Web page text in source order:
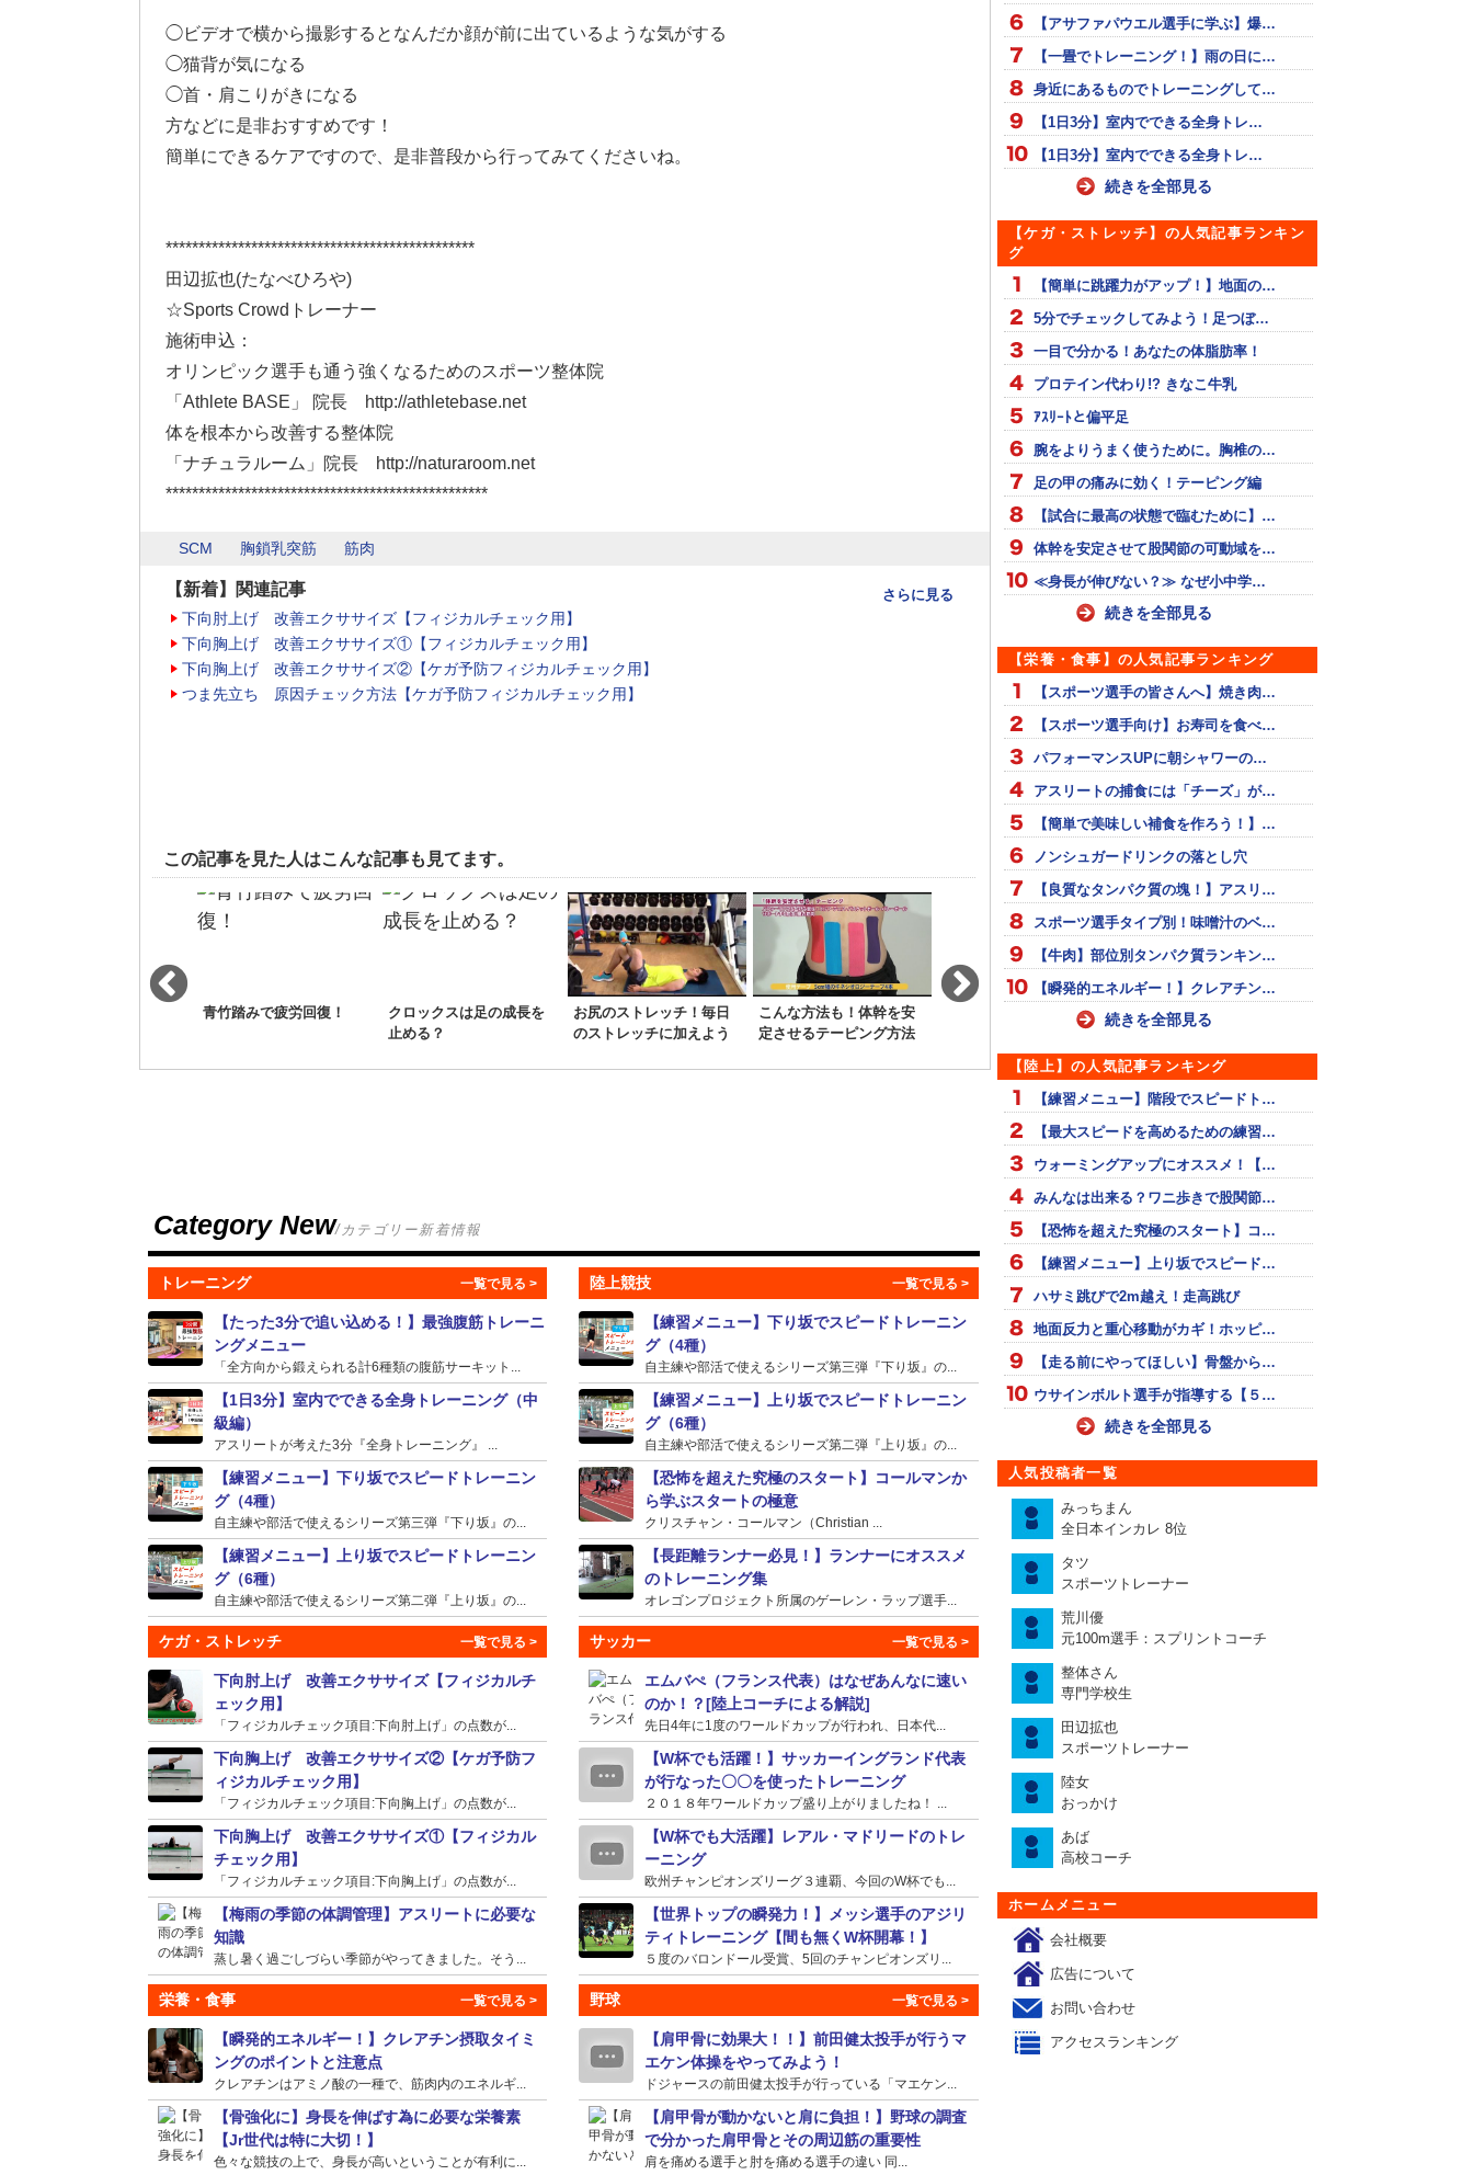
◯ビデオで横から撮影するとなんだか顔が前に出ているような気がする
◯猫背が気になる
◯首・肩こりがきになる
方などに是非おすすめです！
簡単にできるケアですので、是非普段から行ってみてくださいね。
***********************************************
田辺拡也(たなべひろや)
☆Sports Crowdトレーナー
施術申込：
オリンピック選手も通う強くなるためのスポーツ整体院
「Athlete BASE」 院長 http://athletebase.net
体を根本から改善する整体院
「ナチュラルーム」院長 http://naturaroom.net
*************************************************
SCM 胸鎖乳突筋 筋肉
【新着】関連記事 さらに見る
下向肘上げ 改善エクササイズ【フィジカルチェック用】
下向胸上げ 改善エクササイズ①【フィジカルチェック用】
下向胸上げ 改善エクササイズ②【ケガ予防フィジカルチェック用】
つま先立ち 原因チェック方法【ケガ予防フィジカルチェック用】
この記事を見た人はこんな記事も見てます。
青竹踏みで疲労回復！
クロックスは足の成長を
止める？
お尻のストレッチ！毎日
のストレッチに加えよう
こんな方法も！体幹を安
定させるテーピング方法
簡単に柔軟性をＵＰ！前
【これからの季節に注
意！】その症状…オーバ
ートレーニングかも！？
【チェック項目あり】
Category New/カテゴリー新着情報
トレーニング
【たった3分で追い込める！】最強腹筋トレーニ
ングメニュー
「全方向から鍛えられる計6種類の腹筋サーキット...
【1日3分】室内でできる全身トレーニング（中
級編）
アスリートが考えた3分『全身トレーニング』 ...
【練習メニュー】下り坂でスピードトレーニン
グ（4種）
自主練や部活で使えるシリーズ第三弾『下り坂』の...
【練習メニュー】上り坂でスピードトレーニン
グ（6種）
自主練や部活で使えるシリーズ第二弾『上り坂』の...
陸上競技
【練習メニュー】下り坂でスピードトレーニン
グ（4種）
自主練や部活で使えるシリーズ第三弾『下り坂』の...
【練習メニュー】上り坂でスピードトレーニン
グ（6種）
自主練や部活で使えるシリーズ第二弾『上り坂』の...
【恐怖を超えた究極のスタート】コールマンか
ら学ぶスタートの極意
クリスチャン・コールマン（Christian ...
【長距離ランナー必見！】ランナーにオススメ
のトレーニング集
オレゴンプロジェクト所属のゲーレン・ラップ選手...
ケガ・ストレッチ
下向肘上げ 改善エクササイズ【フィジカルチ
ェック用】
「フィジカルチェック項目:下向肘上げ」の点数が...
下向胸上げ 改善エクササイズ②【ケガ予防フ
ィジカルチェック用】
「フィジカルチェック項目:下向胸上げ」の点数が...
下向胸上げ 改善エクササイズ①【フィジカル
チェック用】
「フィジカルチェック項目:下向胸上げ」の点数が...
【梅雨の季節の体調管理】アスリートに必要な
知識
蒸し暑く過ごしづらい季節がやってきました。そう...
サッカー
エムバぺ（フランス代表）はなぜあんなに速い
のか！？[陸上コーチによる解説]
先日4年に1度のワールドカップが行われ、日本代...
【W杯でも活躍！】サッカーイングランド代表
が行なった〇〇を使ったトレーニング
２０１８年ワールドカップ盛り上がりましたね！ ...
【W杯でも大活躍】レアル・マドリードのトレ
ーニング
欧州チャンピオンズリーグ３連覇、今回のW杯でも...
【世界トップの瞬発力！】メッシ選手のアジリ
ティトレーニング【間も無くW杯開幕！】
５度のバロンドール受賞、5回のチャンピオンズリ...
栄養・食事
【瞬発的エネルギー！】クレアチン摂取タイミ
ングのポイントと注意点
クレアチンはアミノ酸の一種で、筋肉内のエネルギ...
【骨強化に】身長を伸ばす為に必要な栄養素
【Jr世代は特に大切！】
色々な競技の上で、身長が高いということが有利に...
野球
【肩甲骨に効果大！！】前田健太投手が行うマ
エケン体操をやってみよう！
ドジャースの前田健太投手が行っている「マエケン...
【肩甲骨が動かないと肩に負担！】野球の調査
で分かった肩甲骨とその周辺筋の重要性
肩を痛める選手と肘を痛める選手の違い 同...
【アサファパウエル選手に学ぶ】爆…
【一畳でトレーニング！】雨の日に…
身近にあるものでトレーニングして…
【1日3分】室内でできる全身トレ…
【1日3分】室内でできる全身トレ…
続きを全部見る
【ケガ・ストレッチ】の人気記事ランキン
グ
【簡単に跳躍力がアップ！】地面の…
5分でチェックしてみよう！足つぼ…
一目で分かる！あなたの体脂肪率！
プロテイン代わり!? きなこ牛乳
ｱｽﾘｰﾄと偏平足
腕をよりうまく使うために。胸椎の…
足の甲の痛みに効く！テーピング編
【試合に最高の状態で臨むために】…
体幹を安定させて股関節の可動域を…
≪身長が伸びない？≫ なぜ小中学…
続きを全部見る
【栄養・食事】の人気記事ランキング
【スポーツ選手の皆さんへ】焼き肉…
【スポーツ選手向け】お寿司を食べ…
パフォーマンスUPに朝シャワーの…
アスリートの捕食には「チーズ」が…
【簡単で美味しい補食を作ろう！】…
ノンシュガードリンクの落とし穴
【良質なタンパク質の塊！】アスリ…
スポーツ選手タイプ別！味噌汁のベ…
【牛肉】部位別タンパク質ランキン…
【瞬発的エネルギー！】クレアチン…
続きを全部見る
【陸上】の人気記事ランキング
【練習メニュー】階段でスピードト…
【最大スピードを高めるための練習…
ウォーミングアップにオススメ！【…
みんなは出来る？ワニ歩きで股関節…
【恐怖を超えた究極のスタート】コ…
【練習メニュー】上り坂でスピード…
ハサミ跳びで2m越え！走高跳び
地面反力と重心移動がカギ！ホッピ…
【走る前にやってほしい】骨盤から…
ウサインボルト選手が指導する【５…
続きを全部見る
人気投稿者一覧
みっちまん
全日本インカレ 8位
タツ
スポーツトレーナー
荒川優
元100m選手：スプリントコーチ
整体さん
専門学校生
田辺拡也
スポーツトレーナー
陸女
おっかけ
あば
高校コーチ
ホームメニュー
会社概要
広告について
お問い合わせ
アクセスランキング